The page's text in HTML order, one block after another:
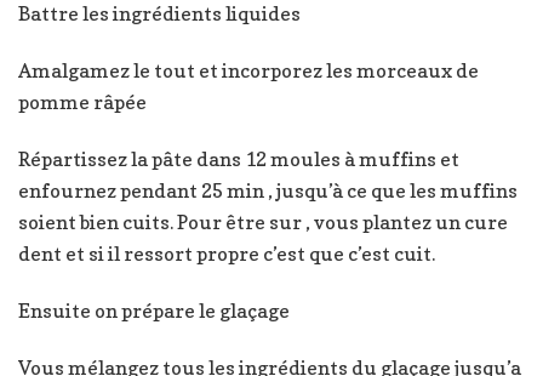
Battre les ingrédients liquides
Amalgamez le tout et incorporez les morceaux de
pomme râpée
Répartissez la pâte dans 12 moules à muffins et
enfournez pendant 25 min , jusqu’à ce que les muffins
soient bien cuits. Pour être sur , vous plantez un cure
dent et si il ressort propre c’est que c’est cuit.
Ensuite on prépare le glaçage
Vous mélangez tous les ingrédients du glaçage jusqu’a